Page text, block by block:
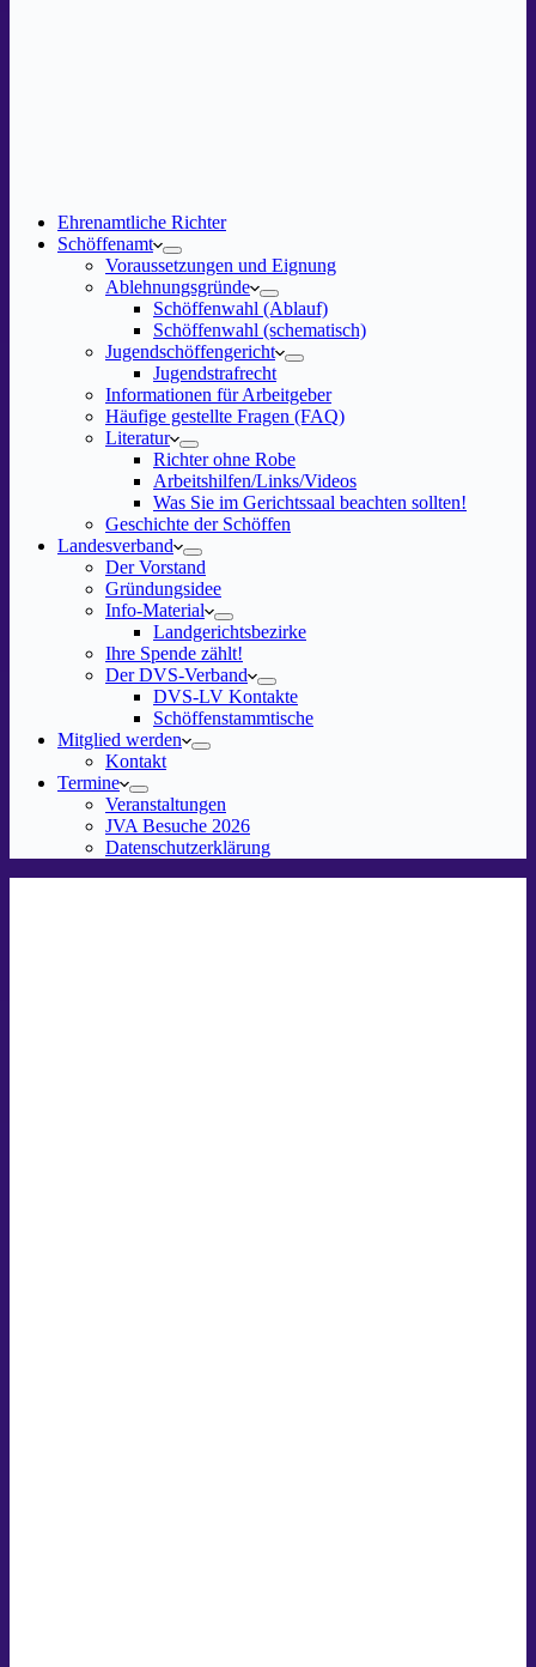
Ehrenamtliche Richter
Schöffenamt
Voraussetzungen und Eignung
Ablehnungsgründe
Schöffenwahl (Ablauf)
Schöffenwahl (schematisch)
Jugendschöffengericht
Jugendstrafrecht
Informationen für Arbeitgeber
Häufige gestellte Fragen (FAQ)
Literatur
Richter ohne Robe
Arbeitshilfen/Links/Videos
Was Sie im Gerichtssaal beachten sollten!
Geschichte der Schöffen
Landesverband
Der Vorstand
Gründungsidee
Info-Material
Landgerichtsbezirke
Ihre Spende zählt!
Der DVS-Verband
DVS-LV Kontakte
Schöffenstammtische
Mitglied werden
Kontakt
Termine
Veranstaltungen
JVA Besuche 2026
Datenschutz­erklärung